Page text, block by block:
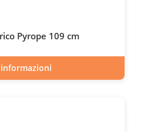
Pyrope 109 cm
IVA